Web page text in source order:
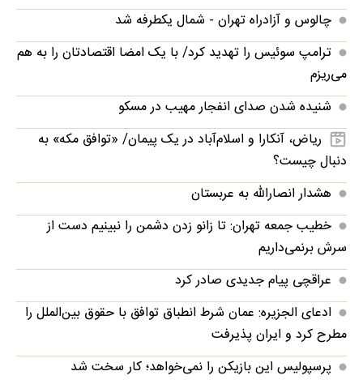
چالوس و آزادراه تهران - شمال یکطرفه شد
ترامپ سوئیس را تهدید کرد/ با یک امضا اقتصادتان را به هم
می‌ریزم
شنیده شدن صدای انفجار مهیب در مسکو
ریاض، آنکارا و اسلام‌آباد در یک پیمان/ «توافق مکه» به
دنبال چیست؟
هشدار انصارالله به عربستان
خطیب جمعه تهران: تا زانو زدن دشمن را نبینیم دست از
سرش برنمی‌داریم
عراقچی پیام جدیدی صادر کرد
ادعای الجزیره: عمان شرط انطباق توافق با حقوق بین‌الملل را
مطرح کرد و ایران پذیرفت
پرسپولیس این بازیکن را نمی‌خواهد؛ کار سخت شد